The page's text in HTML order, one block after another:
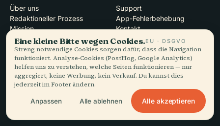
Über uns
Redaktioneller Prozess
Mission
Support
App-Fehlerbehebung
Kontakt
Partner werden
RECHTLICHES
Datenschutz
AGB
Cookie-Einstellungen
Eine kleine Bitte wegen Cookies.EU · DSGVO
Streng notwendige Cookies sorgen dafür, dass die Navigation
funktioniert. Analyse-Cookies (PostHog, Google Analytics)
helfen uns zu verstehen, welche Seiten funktionieren — nur
aggregiert, keine Werbung, kein Verkauf. Du kannst dies
jederzeit im Footer ändern.
Anpassen Alle ablehnen Alle akzeptieren